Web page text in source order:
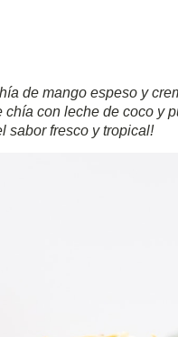
de mango espeso y
chía con leche de coco y
sabor fresco y tropical!